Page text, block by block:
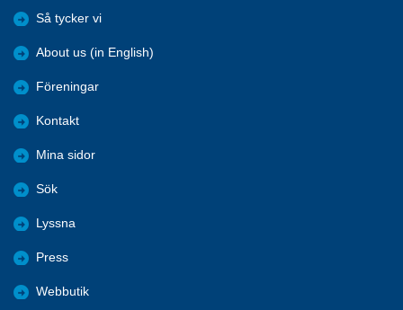
Så tycker vi
About us (in English)
Föreningar
Kontakt
Mina sidor
Sök
Lyssna
Press
Webbutik